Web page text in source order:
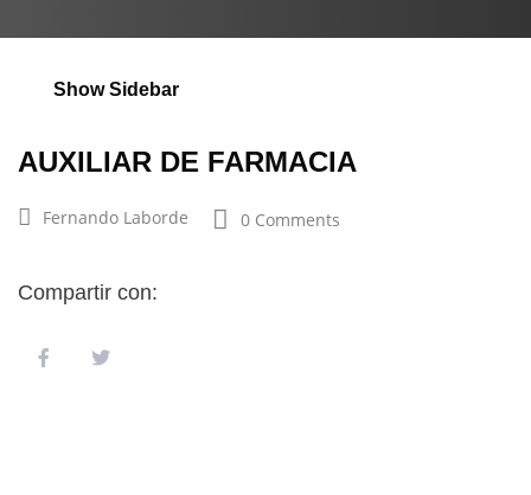
Show Sidebar
AUXILIAR DE FARMACIA
Fernando Laborde 0 Comments
Compartir con: